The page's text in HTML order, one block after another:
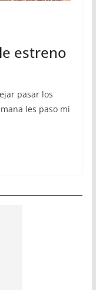
estreno
pasar los
les paso mi